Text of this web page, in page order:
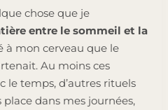
chose que je
entre le sommeil et la
à mon cerveau que le
Au moins ces
le temps, d’autres rituels
dans mes journées,